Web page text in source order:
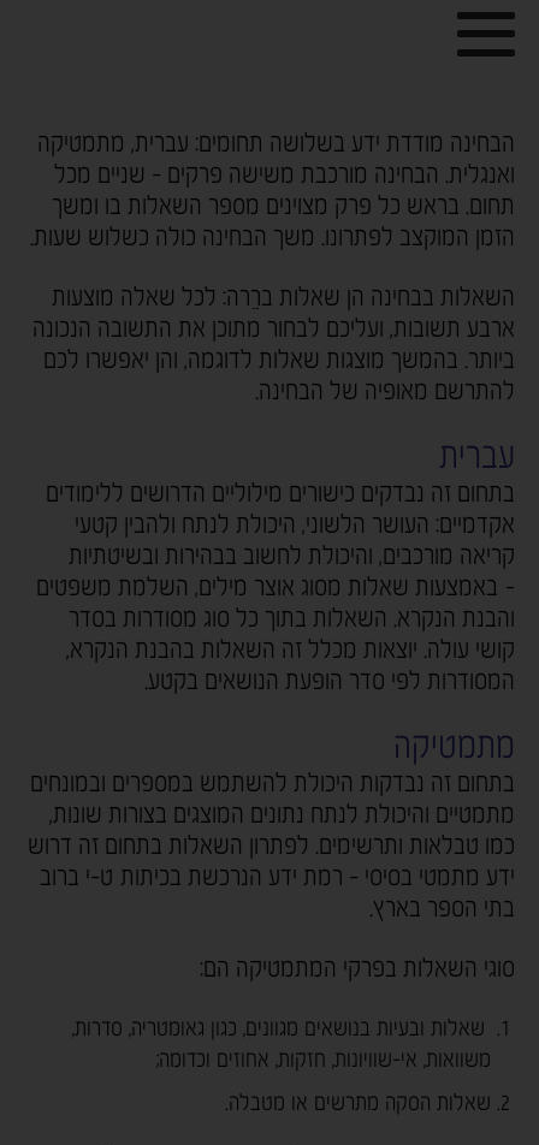
הבחינה מודדת ידע בשלושה תחומים: עברית, מתמטיקה
ואנגלית. הבחינה מורכבת משישה פרקים - שניים מכל
תחום. בראש כל פרק מצוינים מספר השאלות בו ומשך
הזמן המוקצב לפתרונו. משך הבחינה כולה כשלוש שעות.
השאלות בבחינה הן שאלות ברֵרה: לכל שאלה מוצעות
ארבע תשובות, ועליכם לבחור מתוכן את התשובה הנכונה
ביותר. בהמשך מוצגות שאלות לדוגמה, והן יאפשרו לכם
להתרשם מאופיה של הבחינה.
עברית
בתחום זה נבדקים כישורים מילוליים הדרושים ללימודים
אקדמיים: העושר הלשוני, היכולת לנתח ולהבין קטעי
קריאה מורכבים, והיכולת לחשוב בבהירות ובשיטתיות
- באמצעות שאלות מסוג אוצר מילים, השלמת משפטים
והבנת הנקרא. השאלות בתוך כל סוג מסודרות בסדר
קושי עולה. יוצאות מכלל זה השאלות בהבנת הנקרא,
המסודרות לפי סדר הופעת הנושאים בקטע.
מתמטיקה
בתחום זה נבדקות היכולת להשתמש במספרים ובמונחים
מתמטיים והיכולת לנתח נתונים המוצגים בצורות שונות,
כמו טבלאות ותרשימים. לפתרון השאלות בתחום זה דרוש
ידע מתמטי בסיסי - רמת ידע הנרכשת בכיתות ט-י ברוב
בתי הספר בארץ.
סוגי השאלות בפרקי המתמטיקה הם:
שאלות ובעיות בנושאים מגוונים, כגון גאומטריה, סדרות,
משוואות, אי-שוויונות, חזקות, אחוזים וכדומה;
שאלות הסקה מתרשים או מטבלה.